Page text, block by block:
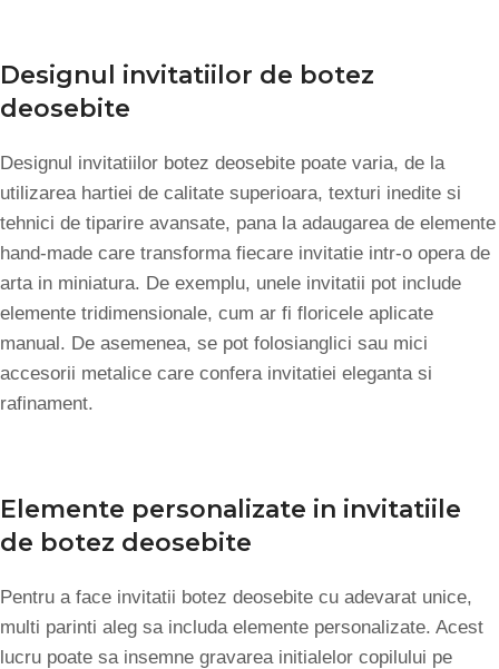
Designul invitatiilor de botez
deosebite
Designul invitatiilor botez deosebite poate varia, de la
utilizarea hartiei de calitate superioara, texturi inedite si
tehnici de tiparire avansate, pana la adaugarea de elemente
hand-made care transforma fiecare invitatie intr-o opera de
arta in miniatura. De exemplu, unele invitatii pot include
elemente tridimensionale, cum ar fi floricele aplicate
manual. De asemenea, se pot folosianglici sau mici
accesorii metalice care confera invitatiei eleganta si
rafinament.
Elemente personalizate in invitatiile
de botez deosebite
Pentru a face invitatii botez deosebite cu adevarat unice,
multi parinti aleg sa includa elemente personalizate. Acest
lucru poate sa insemne gravarea initialelor copilului pe